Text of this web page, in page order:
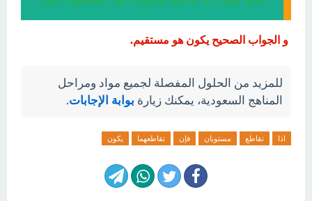
و الجواب الصحيح يكون هو مستقيم.
للمزيد من الحلول المفصلة لجميع مواد ومراحل
المناهج السعودية، يمكنك زيارة بوابة الإجابات.
اذا تقاطع مستويان فإن تقاطعهما يكون